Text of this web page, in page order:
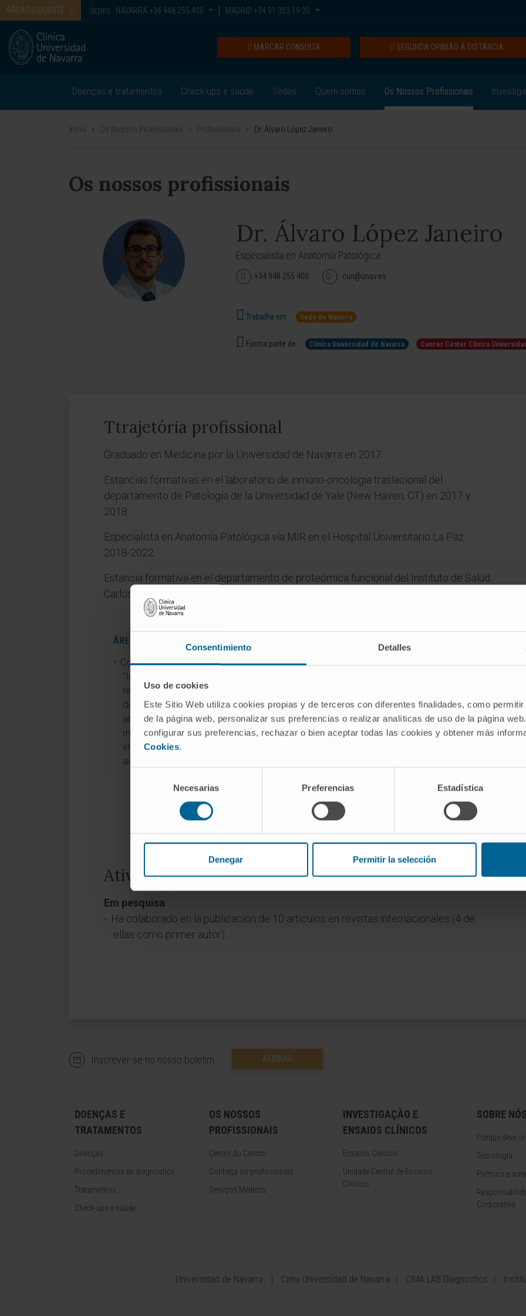
Consentimiento Detalles
Uso de cookies
Este Sitio Web utiliza cookies propias y de terceros con diferentes finalidades, como
de la página web, personalizar sus preferencias o realizar analíticas de uso de la página
configurar sus preferencias, rechazar o bien aceptar todas las cookies y obtener más
Cookies.
consentimiento
Necesarias Preferencias Estadística
Denegar Permitir la selección
ÁREA DO DOENTE SEDES: NAVARRA +34 948 255 400 MADRID +34 91 353 19 20
SEGUNDA OPINIÃO À DISTÂNCIA
MARCAR CONSULTA
Doenças e tratamentos Check-ups e saúde Sedes Quem somos Os Nossos Profissionais
Inicio > Os Nossos Profissionais > Profissionais > Dr. Álvaro López Janeiro
Os nossos profissionais
Dr. Álvaro López Janeiro
Especialista en Anatomía Patológica.
+34 948 255 400 cun@unav.es
Trabalha em: Sede de Navarra
Forma parte de: Clínica Universidad de Navarra Cancer Center Clínica
Ttrajetória profissional
Graduado en Medicina por la Universidad de Navarra en 2017.
Estancias formativas en el laboratorio de inmuno-oncología traslacional del
departamento de Patología de la Universidad de Yale (New Haven, CT) en 2017 y
2018.
Especialista en Anatomía Patológica vía MIR en el Hospital Universitario La Paz
2018-2022.
Estancia formativa en el departamento de proteómica funcional del Instituto de Salud
Carlos III en 2021.
ÁREAS DE INVESTIGAÇÃO
Colaborador en el proyecto
“Identificación de biomarcadores de
recaída en carcinomas de endometrio
de riesgo clínico intermedio mediante
análisis multi-ómico y de
microambiente inmune” financiado por
el Instituto de Salud Carlos III (2021 -
actualidad).
Patología ginecológica.
como biomarcadores pronósticos y
terapéuticos en patología.
Atividade
Em pesquisa
Ha colaborado en la publicación de 10 artículos en revistas internacionales (4 de
ellas como primer autor).
Inscrever-se no nosso boletim ASSINAR
DOENÇAS E
TRATAMENTOS
Doenças
Procedimentos de diagnóstico
Tratamentos
Check-ups e saúde
OS NOSSOS
PROFISSIONAIS
Centro do Cancro
Conheça os profissionais
Serviços Médicos
INVESTIGAÇÃO E
ENSAIOS CLÍNICOS
Ensaios Clínicos
Unidade Central de Ensaios
Clínicos
SOBRE NÓS
Porque deve vir
Tecnologia
Prémios e
Corporativa
Universidad de Navarra Cima Universidad de Navarra CIMA LAB Diagnostics